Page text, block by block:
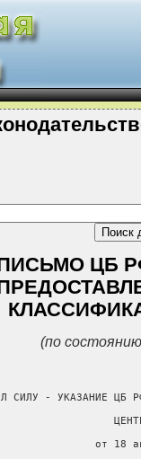
ЦБ
(по
СИЛУ - УКАЗАНИЕ ЦБ
от 18